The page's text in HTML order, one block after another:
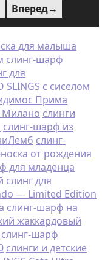
Вперед→
для малыша
слинг-шарф
для
SLINGS с сиселом
Прима
Милано слинги
слинг-шарф из
слинг-
от рождения
для младенца
слинг для
— Limited Edition
слинг-шарф на
жаккардовый
слинг-шарф
слинги и детские